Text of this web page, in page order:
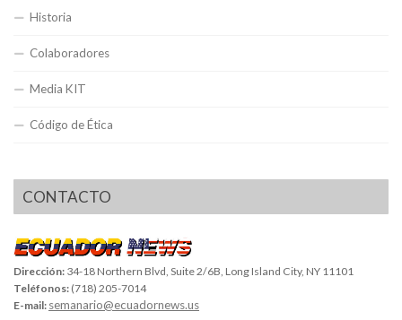
Historia
Colaboradores
Media KIT
Código de Ética
CONTACTO
Dirección: 34-18 Northern Blvd, Suite 2/6B, Long Island City, NY 11101
Teléfonos: (718) 205-7014
E-mail: semanario@ecuadornews.us